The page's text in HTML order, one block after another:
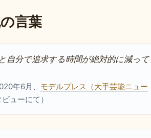
言葉
自分で追求する時間が絶対的に減って
年6月、 モデルプレス（大手芸能ニュー
ューにて）